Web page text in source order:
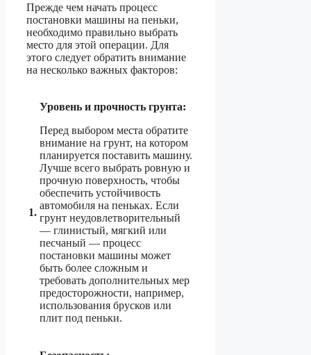
Прежде чем начать процесс
постановки машины на пеньки,
необходимо правильно выбрать
место для этой операции. Для
этого следует обратить внимание
на несколько важных факторов:
1.
Уровень и прочность грунта:
Перед выбором места обратите
внимание на грунт, на котором
планируется поставить машину.
Лучше всего выбрать ровную и
прочную поверхность, чтобы
обеспечить устойчивость
автомобиля на пеньках. Если
грунт неудовлетворительный
— глинистый, мягкий или
песчаный — процесс
постановки машины может
быть более сложным и
требовать дополнительных мер
предосторожности, например,
использования брусков или
плит под пеньки.